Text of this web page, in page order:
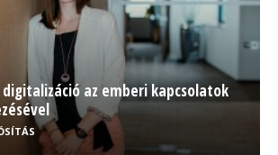
az emberi kapcsolatok